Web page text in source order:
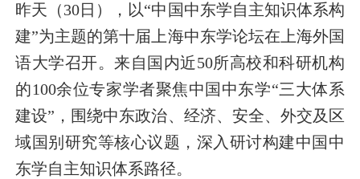
昨天（30日），以“中国中东学自主知识体系构
建”为主题的第十届上海中东学论坛在上海外国
语大学召开。来自国内近50所高校和科研机构
的100余位专家学者聚焦中国中东学“三大体系
建设”，围绕中东政治、经济、安全、外交及区
域国别研究等核心议题，深入研讨构建中国中
东学自主知识体系路径。